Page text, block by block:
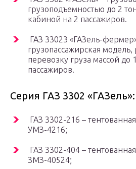
грузоподъемностью до 2
кабиной на 2 пассажиров.
ГАЗ 33023 «ГАЗель-
грузопассажирская модель,
перевозку груза массой до
пассажиров.
Серия ГАЗ 3302 «ГАЗель»:
ГАЗ 3302-216 –
УМЗ-4216;
ГАЗ 3302-404 –
ЗМЗ-40524;